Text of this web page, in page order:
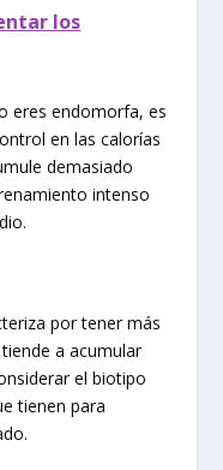
los
eres endomorfa, es
en las calorías
demasiado
intenso
por tener más
a acumular
el biotipo
tienen para